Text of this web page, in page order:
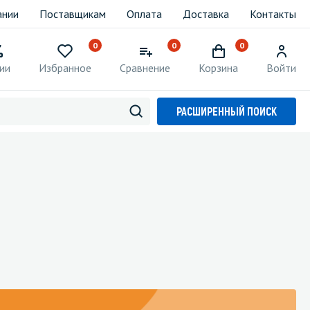
Поставщикам Оплата Доставка Контакты
0
Избранное
0
Сравнение
0
Корзина Войти
РАСШИРЕННЫЙ ПОИСК